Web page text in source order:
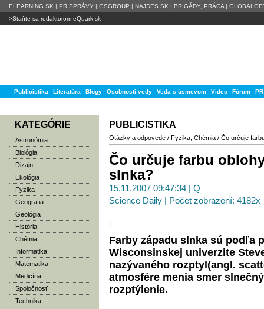
ELEARNING.SK | PR SPRÁVY | GSGROUP | NAJDES.SK | BRIGÁDY, PRÁCA |
>Staňte sa redaktorom eQuark.sk
Publicistika Literatúra Blogy Osobnosti vedy Veda s úsmevom Video Fórum
KATEGÓRIE
Astronómia
Biológia
Dizajn
Ekológia
Fyzika
Geografia
Geológia
História
Chémia
Informatika
Matematika
Medicína
Spoločnosť
Technika
PUBLICISTIKA
Otázky a odpovede / Fyzika Chémia / Čo určuje
Čo určuje farbu
slnka?
15.11.2007 09:47:34 | Q
Science Daily | Počet zobrazení: 4182x
Farby západu slnka sú podľa
Wisconsinskej univerzite
nazývaného rozptyl(angl.
atmosfére menia smer
rozptýlenie.